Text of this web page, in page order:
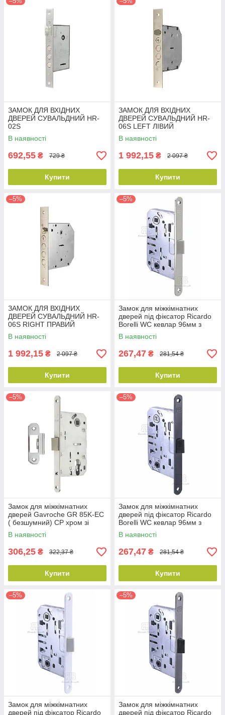
ЗАМОК ДЛЯ ВХІДНИХ
ДВЕРЕЙ СУВАЛЬДНИЙ HR-
02S
В наявності
692,55 ₴ 729 ₴
Купити
ЗАМОК ДЛЯ ВХІДНИХ
ДВЕРЕЙ СУВАЛЬДНИЙ HR-
06S LEFT ЛІВИЙ
В наявності
1 992,15 ₴ 2 097 ₴
Купити
–5%
ЗАМОК ДЛЯ ВХІДНИХ
ДВЕРЕЙ СУВАЛЬДНИЙ HR-
06S RIGHT ПРАВИЙ
В наявності
1 992,15 ₴ 2 097 ₴
Купити
–5%
Замок для міжкімнатних
дверей під фіксатор Ricardo
Borelli WC кевлар 96мм з
відповідною планкою SN
матовий нікель
В наявності
267,47 ₴ 281,54 ₴
Купити
–5%
Замок для міжкімнатних
дверей Gavroche GR 85K-EC
( безшумний) CP хром зі
зворотньою планкою
В наявності
306,25 ₴ 322,37 ₴
Купити
–5%
Замок для міжкімнатних
дверей під фіксатор Ricardo
Borelli WC кевлар 96мм з
відповідною планкою MB
матовий чорний
В наявності
267,47 ₴ 281,54 ₴
Купити
–5%
Замок для міжкімнатних
дверей під фіксатор Ricardo
–5%
Замок для міжкімнатних
дверей під фіксатор Ricardo